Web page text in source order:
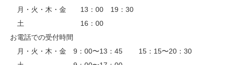
月・火・木・金 13：00 19：30
土 16：00
お電話での受付時間
月・火・木・金 9：00〜13：45 15：15〜20：30